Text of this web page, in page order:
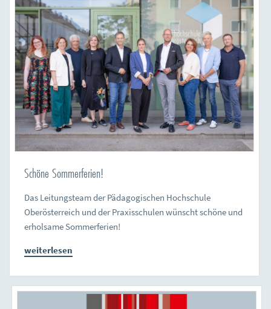
Schöne Sommerferien!
Das Leitungsteam der Pädagogischen Hochschule
Oberösterreich und der Praxisschulen wünscht schöne und
erholsame Sommerferien!
weiterlesen